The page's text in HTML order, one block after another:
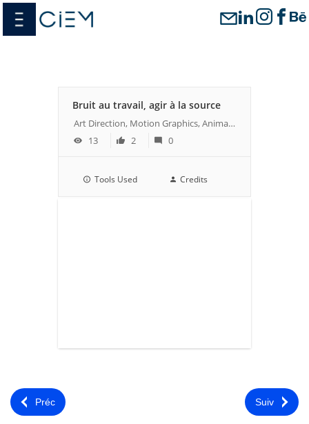
menu
Bruit au travail, agir à la source
Art Direction, Motion Graphics, Animation
13
2 0
Tools Used Credits
Préc Suiv